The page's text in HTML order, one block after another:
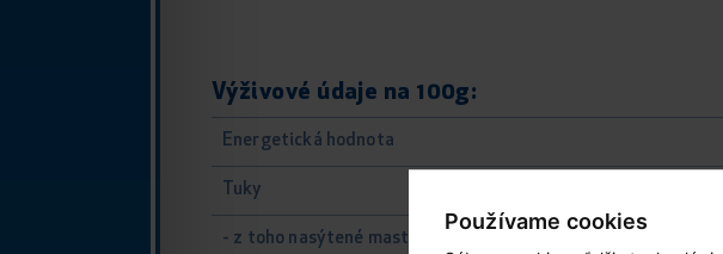
Používame cookies
Výživové údaje na 100g:
Energetická hodnota
Tuky
- z toho nasýtené mastné kyseliny